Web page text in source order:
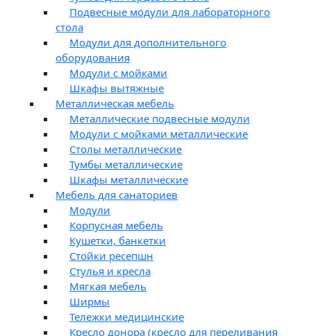
Подвесные модули для лабораторного
стола
Модули для дополнительного
оборудования
Модули с мойками
Шкафы вытяжные
Металлическая мебель
Металлические подвесные модули
Модули с мойками металлические
Столы металлические
Тумбы металлические
Шкафы металлические
Мебель для санаториев
Модули
Корпусная мебель
Кушетки, банкетки
Стойки ресепшн
Стулья и кресла
Мягкая мебель
Ширмы
Тележки медицинские
Кресло донора (кресло для переливания